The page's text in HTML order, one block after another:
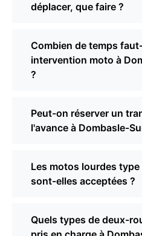
déplacer, que faire ?
Combien de temps
intervention moto à
?
Peut-on réserver un
l'avance à Dombasle-
Les motos lourdes
sont-elles acceptées ?
Quels types de deux-